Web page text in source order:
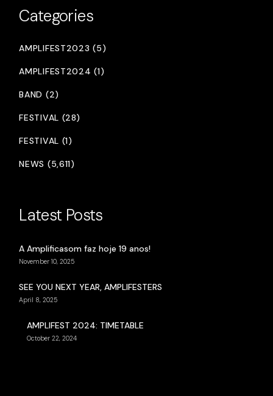
Categories
AMPLIFEST2023 (5)
AMPLIFEST2024 (1)
BAND (2)
FESTIVAL (28)
FESTIVAL (1)
NEWS (5,611)
Latest Posts
A Amplificasom faz hoje 19 anos!
November 10, 2025
SEE YOU NEXT YEAR, AMPLIFESTERS
April 8, 2025
AMPLIFEST 2024: TIMETABLE
October 22, 2024